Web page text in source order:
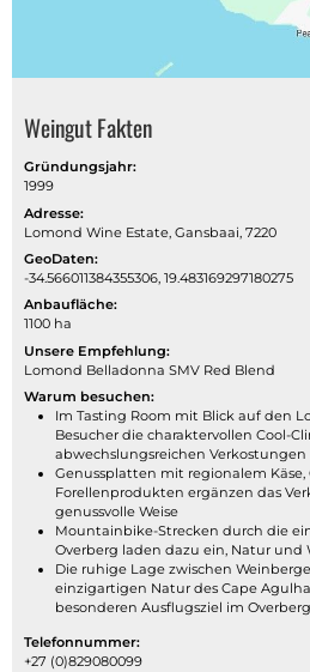
Weingut Fakten
Gründungsjahr:
1999
Adresse:
Lomond Wine Estate, Gansbaai, 7220
GeoDaten:
-34.566011384355306, 19.483169297180275
Anbaufläche:
1100 ha
Unsere Empfehlung:
Lomond Belladonna SMV Red Blend
Warum besuchen:
Im Tasting Room mit Blick auf den
Besucher die charaktervollen Cool-
abwechslungsreichen Verkostungen
Genussplatten mit regionalem
Forellenprodukten ergänzen das
genussvolle Weise
Mountainbike-Strecken durch die
Overberg laden dazu ein, Natur
Die ruhige Lage zwischen
einzigartigen Natur des Cape
besonderen Ausflugsziel im Overberg
Telefonnummer:
+27 (0)829080099